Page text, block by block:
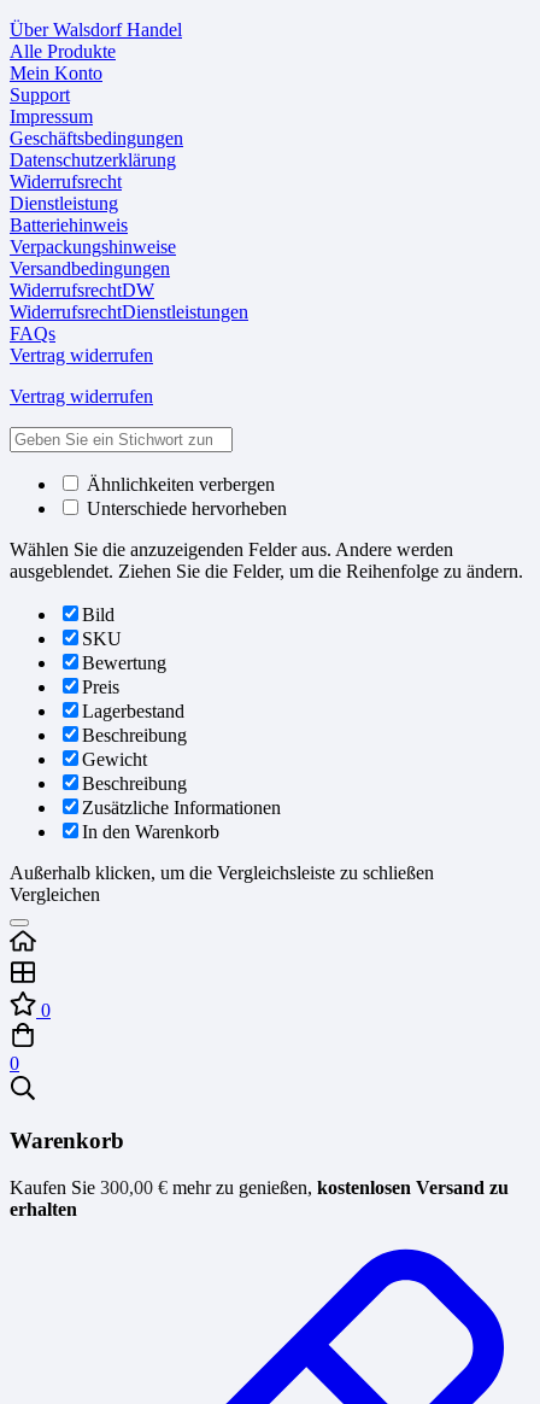
Über Walsdorf Handel
Alle Produkte
Mein Konto
Support
Impressum
Geschäftsbedingungen
Datenschutzerklärung
Widerrufsrecht
Dienstleistung
Batteriehinweis
Verpackungshinweise
Versandbedingungen
WiderrufsrechtDW
WiderrufsrechtDienstleistungen
FAQs
Vertrag widerrufen
Vertrag widerrufen
Ähnlichkeiten verbergen
Unterschiede hervorheben
Wählen Sie die anzuzeigenden Felder aus. Andere werden
ausgeblendet. Ziehen Sie die Felder, um die Reihenfolge zu ändern.
Bild
SKU
Bewertung
Preis
Lagerbestand
Beschreibung
Gewicht
Beschreibung
Zusätzliche Informationen
In den Warenkorb
Außerhalb klicken, um die Vergleichsleiste zu schließen
Vergleichen
0
0
Warenkorb
Kaufen Sie 300,00 € mehr zu genießen, kostenlosen Versand zu
erhalten